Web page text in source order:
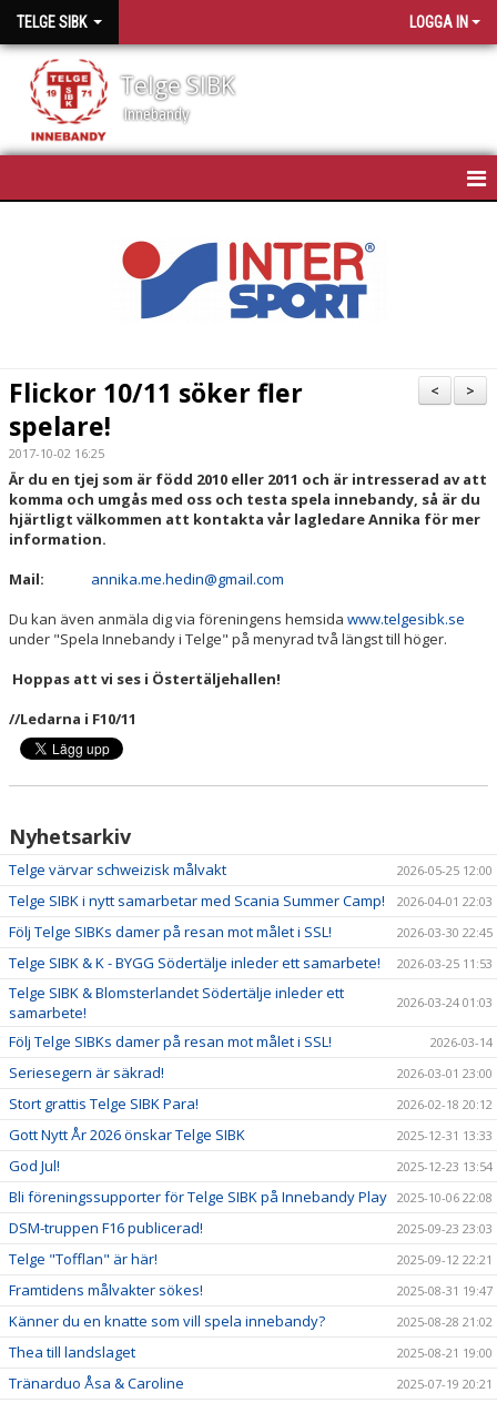
TELGE SIBK LOGGA IN
Telge SIBK
Innebandy
SPONSORER
MATCHSCHEMA
KÖP BILJETT
BILDGALLERI
>
<
Flickor 10/11 söker fler
spelare!
2017-10-02 16:25
Är du en tjej som är född 2010 eller 2011 och är intresserad av att
komma och umgås med oss och testa spela innebandy, så är du
hjärtligt välkommen att kontakta vår lagledare Annika för mer
information.
Mail: annika.me.hedin@gmail.com
Du kan även anmäla dig via föreningens hemsida www.telgesibk.se
under "Spela Innebandy i Telge" på menyrad två längst till höger.
Hoppas att vi ses i Östertäljehallen!
//Ledarna i F10/11
Nyhetsarkiv
Telge värvar schweizisk målvakt 2026-05-25 12:00
Telge SIBK i nytt samarbetar med Scania Summer Camp! 2026-04-01 22:03
Följ Telge SIBKs damer på resan mot målet i SSL! 2026-03-30 22:45
Telge SIBK & K - BYGG Södertälje inleder ett samarbete! 2026-03-25 11:53
Telge SIBK & Blomsterlandet Södertälje inleder ett
samarbete!
2026-03-24 01:03
Följ Telge SIBKs damer på resan mot målet i SSL! 2026-03-14
Seriesegern är säkrad! 2026-03-01 23:00
Stort grattis Telge SIBK Para! 2026-02-18 20:12
Gott Nytt År 2026 önskar Telge SIBK 2025-12-31 13:33
God Jul! 2025-12-23 13:54
Bli föreningssupporter för Telge SIBK på Innebandy Play 2025-10-06 22:08
DSM-truppen F16 publicerad! 2025-09-23 23:03
Telge "Tofflan" är här! 2025-09-12 22:21
Framtidens målvakter sökes! 2025-08-31 19:47
Känner du en knatte som vill spela innebandy? 2025-08-28 21:02
Thea till landslaget 2025-08-21 19:00
Tränarduo Åsa & Caroline 2025-07-19 20:21